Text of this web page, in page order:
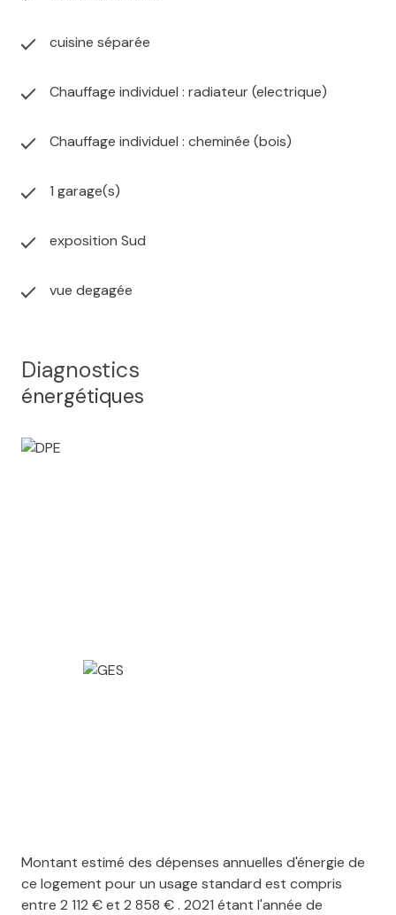
cuisine séparée
Chauffage individuel : radiateur (electrique)
Chauffage individuel : cheminée (bois)
1 garage(s)
exposition Sud
vue degagée
Diagnostics
énergétiques
Montant estimé des dépenses annuelles d'énergie de
ce logement pour un usage standard est compris
entre 2 112 € et 2 858 € . 2021 étant l'année de